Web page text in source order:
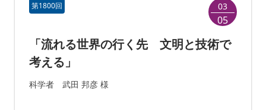
第1800回 03
05
「流れる世界の行く先 文明と技術で
考える」
科学者 武田 邦彦 様